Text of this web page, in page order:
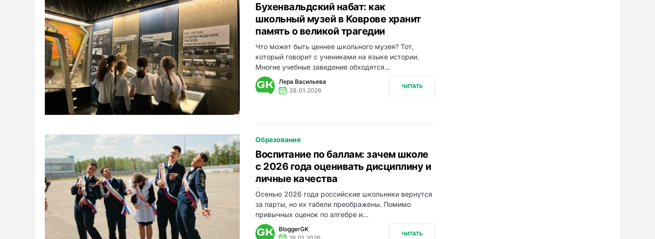
Бухенвальдский набат: как
школьный музей в Коврове хранит
память о великой трагедии
Что может быть ценнее школьного музея? Тот,
который говорит с учениками на языке истории.
Многие учебные заведения обходятся…
Лера Васильева
28.01.2026
ЧИТАТЬ
Образование
Воспитание по баллам: зачем школе
с 2026 года оценивать дисциплину и
личные качества
Осенью 2026 года российские школьники вернутся
за парты, но их табели преображены. Помимо
привычных оценок по алгебре и…
BloggerGK
ЧИТАТЬ